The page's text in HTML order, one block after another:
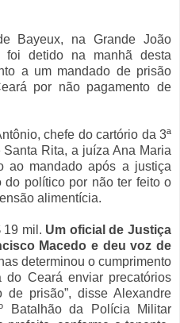
Bayeux, na Grande João
foi detido na manhã desta
a um mandado de prisão
por não pagamento de
chefe do cartório da 3ª
Rita, a juíza Ana Maria
ao mandado após a justiça
do político por não ter feito o
alimentícia.
19 mil. Um oficial de Justiça
Macedo e deu voz de
determinou o cumprimento
Ceará enviar precatórios
prisão”, disse Alexandre
Batalhão da Polícia Militar